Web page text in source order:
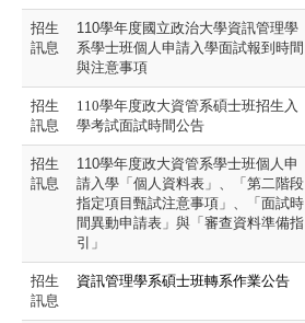
招生
訊息
110學年度國立政治大學資訊管理學
系學士班個人申請入學面試報到時間
與注意事項
招生
訊息
110學年度政大資管系碩士班招生入
學考試面試時間公告
招生
訊息
110學年度政大資管系學士班個人申
請入學「個人資料表」、「第二階段
指定項目甄試注意事項」、「面試時
間異動申請表」與「審查資料準備指
引」
招生
訊息
資訊管理學系碩士班轉系作業公告